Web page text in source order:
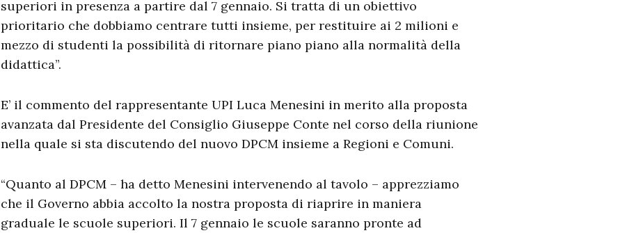
superiori in presenza a partire dal 7 gennaio. Si tratta di un obiettivo
prioritario che dobbiamo centrare tutti insieme, per restituire ai 2 milioni e
mezzo di studenti la possibilità di ritornare piano piano alla normalità della
didattica”.
E’ il commento del rappresentante UPI Luca Menesini in merito alla proposta
avanzata dal Presidente del Consiglio Giuseppe Conte nel corso della riunione
nella quale si sta discutendo del nuovo DPCM insieme a Regioni e Comuni.
“Quanto al DPCM – ha detto Menesini intervenendo al tavolo – apprezziamo
che il Governo abbia accolto la nostra proposta di riaprire in maniera
graduale le scuole superiori. Il 7 gennaio le scuole saranno pronte ad